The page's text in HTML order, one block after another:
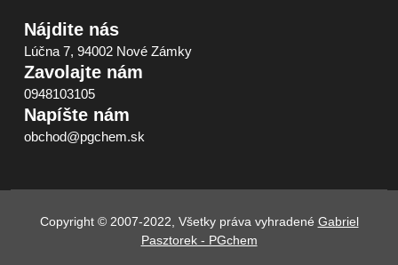
Nájdite nás
Lúčna 7, 94002 Nové Zámky
Zavolajte nám
0948103105
Napíšte nám
obchod@pgchem.sk
Copyright © 2007-2022, Všetky práva vyhradené Gabriel
Pasztorek - PGchem